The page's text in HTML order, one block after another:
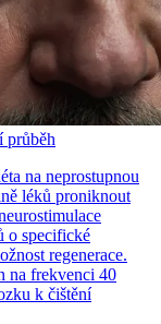
průběh
na neprostupnou
léků proniknout
o specifické
regenerace.
na frekvenci 40
k čištění